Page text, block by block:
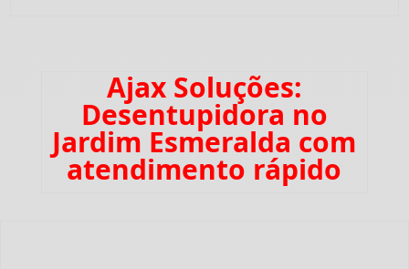
Ajax Soluções:
Desentupidora no
Jardim Esmeralda com
atendimento rápido